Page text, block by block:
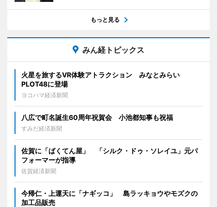
もっと見る
みん経トピックス
火星を旅するVR体験アトラクション みなとみらい
PLOT48に登場
ヨコハマ経済新聞
八広で町名誕生60周年祝賀会 小池都知事も祝福
すみだ経済新聞
佐賀に「ばくてん屋」 「シルク・ドゥ・ソレイユ」元パ
フォーマーが指導
佐賀経済新聞
今帰仁・上運天に「ナギッコ」 島ラッキョウやモズクの
加工品販売